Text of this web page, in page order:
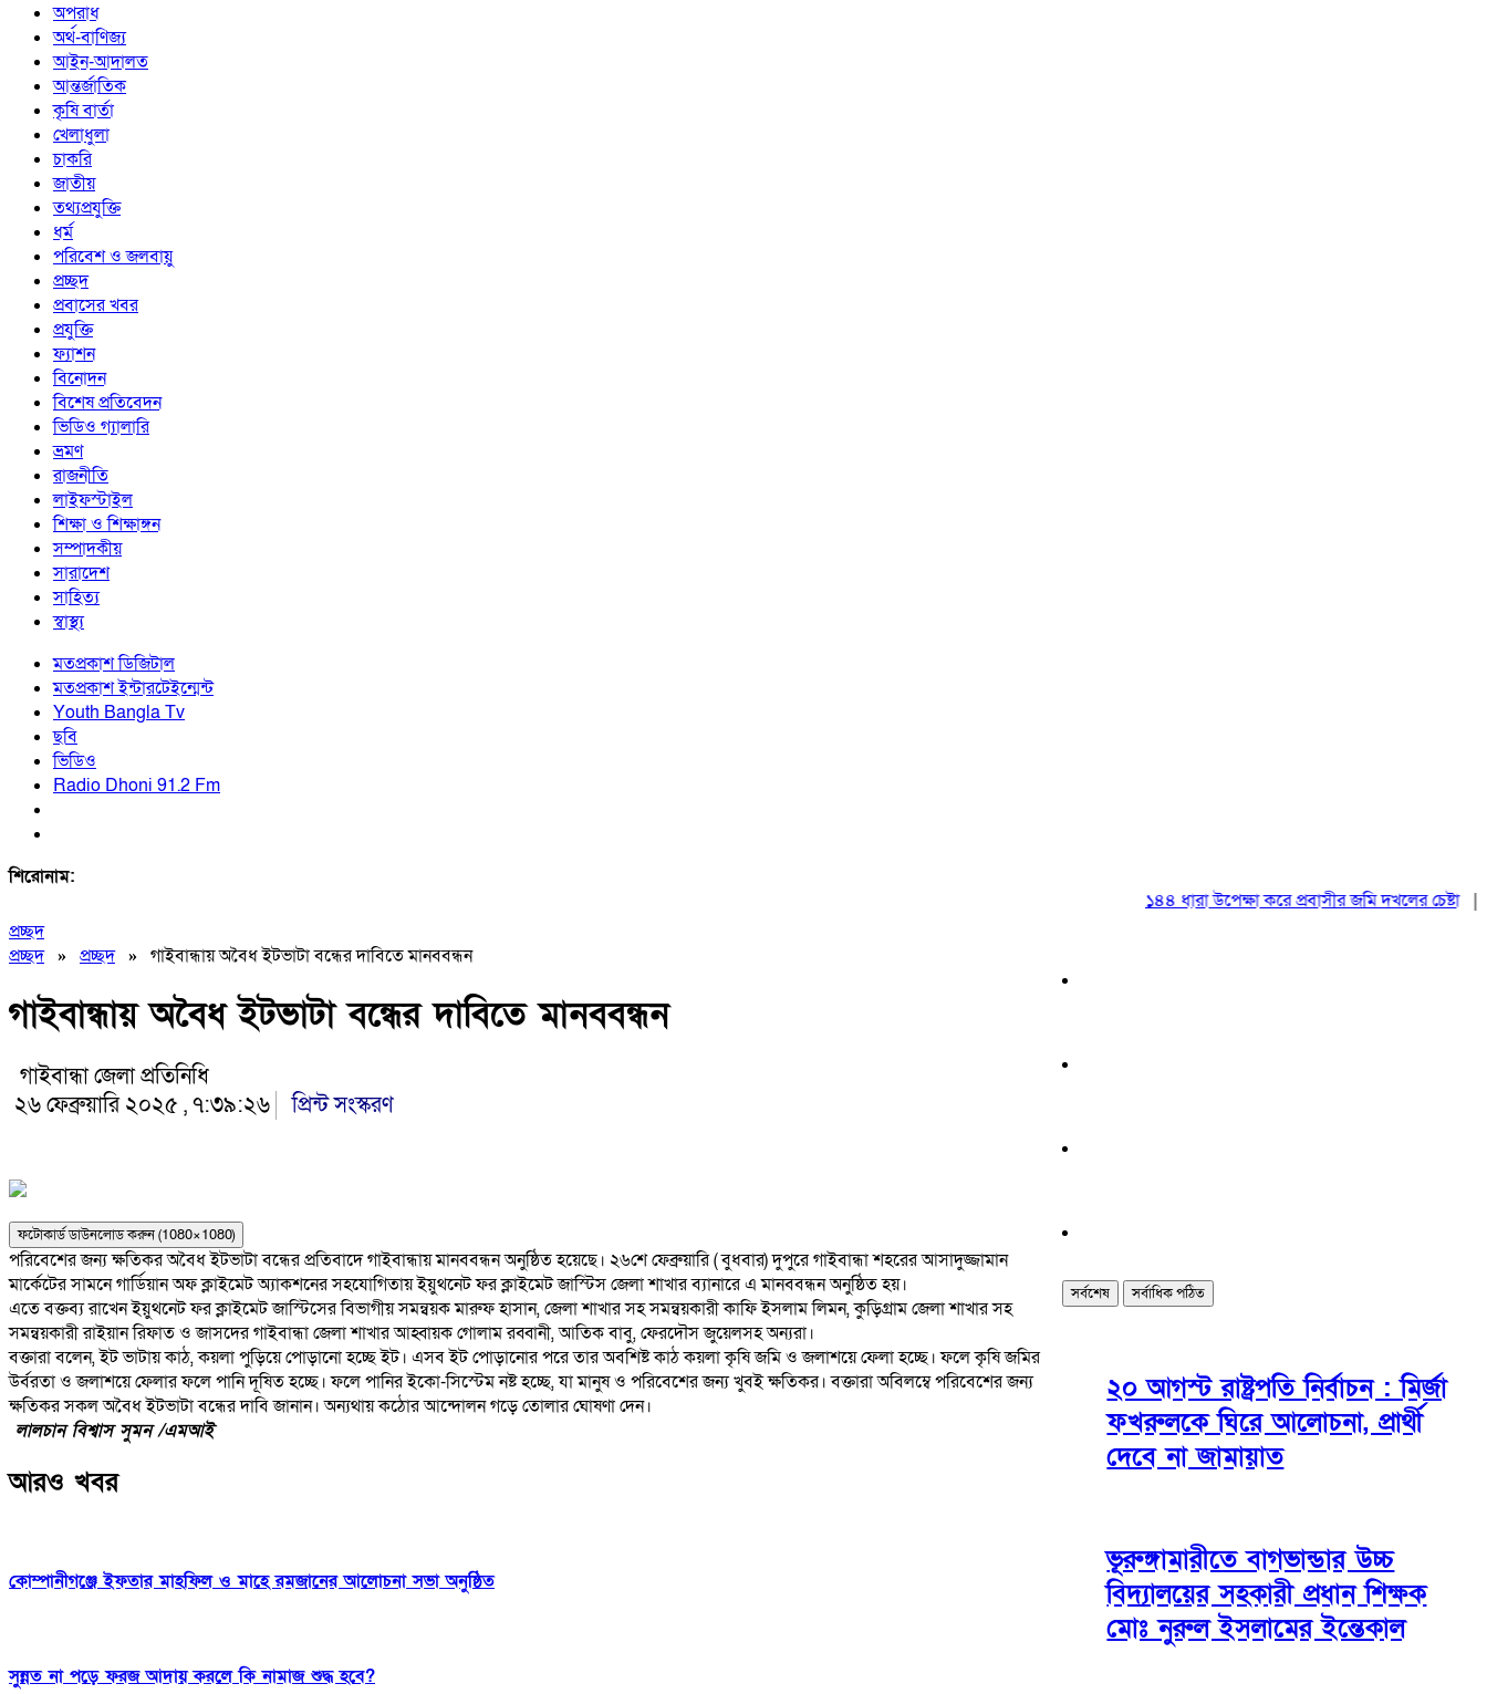
অপরাধ
অর্থ-বাণিজ্য
আইন-আদালত
আন্তর্জাতিক
কৃষি বার্তা
খেলাধুলা
চাকরি
জাতীয়
তথ্যপ্রযুক্তি
ধর্ম
পরিবেশ ও জলবায়ু
প্রচ্ছদ
প্রবাসের খবর
প্রযুক্তি
ফ্যাশন
বিনোদন
বিশেষ প্রতিবেদন
ভিডিও গ্যালারি
ভ্রমণ
রাজনীতি
লাইফস্টাইল
শিক্ষা ও শিক্ষাঙ্গন
সম্পাদকীয়
সারাদেশ
সাহিত্য
স্বাস্থ্য
মতপ্রকাশ ডিজিটাল
মতপ্রকাশ ইন্টারটেইন্মেন্ট
Youth Bangla Tv
ছবি
ভিডিও
Radio Dhoni 91.2 Fm
শিরোনাম:
১৪৪ ধারা উপেক্ষা করে প্রবাসীর জমি দখলের চেষ্টা|২০
প্রচ্ছদ
প্রচ্ছদ» প্রচ্ছদ» গাইবান্ধায় অবৈধ ইটভাটা বন্ধের দাবিতে মানববন্ধন
গাইবান্ধায় অবৈধ ইটভাটা বন্ধের দাবিতে মানববন্ধন
গাইবান্ধা জেলা প্রতিনিধি
২৬ ফেব্রুয়ারি ২০২৫ , ৭:৩৯:২৬
প্রিন্ট সংস্করণ
ফটোকার্ড ডাউনলোড করুন (1080×1080)
পরিবেশের জন্য ক্ষতিকর অবৈধ ইটভাটা বন্ধের প্রতিবাদে গাইবান্ধায় মানববন্ধন অনুষ্ঠিত হয়েছে। ২৬শে ফেব্রুয়ারি ( বুধবার) দুপুরে গাইবান্ধা শহরের আসাদুজ্জামান
মার্কেটের সামনে গার্ডিয়ান অফ ক্লাইমেট অ্যাকশনের সহযোগিতায় ইয়ুথনেট ফর ক্লাইমেট জাস্টিস জেলা শাখার ব্যানারে এ মানববন্ধন অনুষ্ঠিত হয়।
এতে বক্তব্য রাখেন ইয়ুথনেট ফর ক্লাইমেট জাস্টিসের বিভাগীয় সমন্বয়ক মারুফ হাসান, জেলা শাখার সহ সমন্বয়কারী কাফি ইসলাম লিমন, কুড়িগ্রাম জেলা শাখার সহ
সমন্বয়কারী রাইয়ান রিফাত ও জাসদের গাইবান্ধা জেলা শাখার আহ্বায়ক গোলাম রব্বানী, আতিক বাবু, ফেরদৌস জুয়েলসহ অন্যরা।
বক্তারা বলেন, ইট ভাটায় কাঠ, কয়লা পুড়িয়ে পোড়ানো হচ্ছে ইট। এসব ইট পোড়ানোর পরে তার অবশিষ্ট কাঠ কয়লা কৃষি জমি ও জলাশয়ে ফেলা হচ্ছে। ফলে কৃষি জমির
উর্বরতা ও জলাশয়ে ফেলার ফলে পানি দূষিত হচ্ছে। ফলে পানির ইকো-সিস্টেম নষ্ট হচ্ছে, যা মানুষ ও পরিবেশের জন্য খুবই ক্ষতিকর। বক্তারা অবিলম্বে পরিবেশের জন্য
ক্ষতিকর সকল অবৈধ ইটভাটা বন্ধের দাবি জানান। অন্যথায় কঠোর আন্দোলন গড়ে তোলার ঘোষণা দেন।
লালচান বিশ্বাস সুমন /এমআই
আরও খবর
কোম্পানীগঞ্জে ইফতার মাহফিল ও মাহে রমজানের আলোচনা সভা অনুষ্ঠিত
সুন্নত না পড়ে ফরজ আদায় করলে কি নামাজ শুদ্ধ হবে?
সর্বশেষ সর্বাধিক পঠিত
২০ আগস্ট রাষ্ট্রপতি নির্বাচন : মির্জা
ফখরুলকে ঘিরে আলোচনা, প্রার্থী
দেবে না জামায়াত
ভূরুঙ্গামারীতে বাগভান্ডার উচ্চ
বিদ্যালয়ের সহকারী প্রধান শিক্ষক
মোঃ নুরুল ইসলামের ইন্তেকাল